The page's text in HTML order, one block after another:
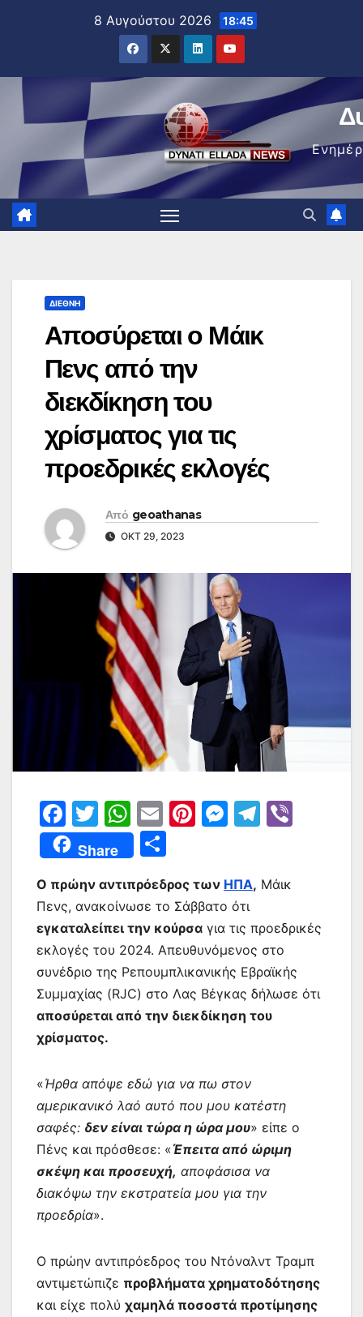
8 Αυγούστου 2026 18:45
ΔΙΕΘΝΉ
Αποσύρεται ο Μάικ
Πενς από την
διεκδίκηση του
χρίσματος για τις
προεδρικές εκλογές
Από geoathanas
ΟΚΤ 29, 2023
F
a
c
e
b
o
o
k
T
w
itt
er
W
h
at
s
A
p
p
E
m
ai
l
Pi
e
st
M
s
e
n
g
er
T
gr
m
Share
ρ
α
σ
τε
ίτ
ε
Ο πρώην αντιπρόεδρος των ΗΠΑ, Μάικ
Πενς, ανακοίνωσε το Σάββατο ότι
εγκαταλείπει την κούρσα για τις προεδρικές
εκλογές του 2024. Απευθυνόμενος στο
συνέδριο της Ρεπουμπλικανικής Εβραϊκής
Συμμαχίας (RJC) στο Λας Βέγκας δήλωσε ότι
αποσύρεται από την διεκδίκηση του
χρίσματος.
«Ήρθα απόψε εδώ για να πω στον
αμερικανικό λαό αυτό που μου κατέστη
σαφές: δεν είναι τώρα η ώρα μου» είπε ο
Πένς και πρόσθεσε: «Έπειτα από ώριμη
σκέψη και προσευχή, αποφάσισα να
διακόψω την εκστρατεία μου για την
προεδρία».
Ο πρώην αντιπρόεδρος του Ντόναλντ Τραμπ
αντιμετώπιζε προβλήματα χρηματοδότησης
και είχε πολύ χαμηλά ποσοστά προτίμησης